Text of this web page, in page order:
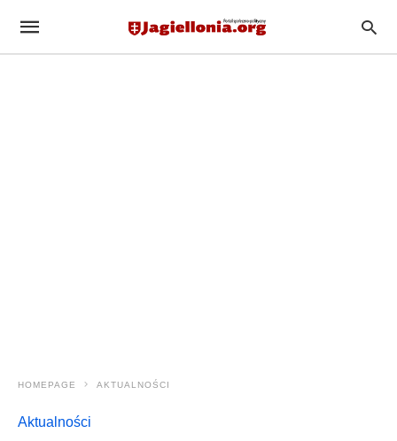
HOMEPAGE AKTUALNOŚCI
Aktualności